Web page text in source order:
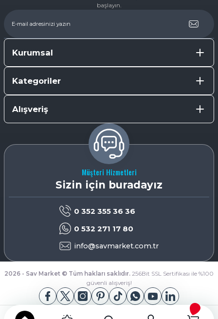
başlayın.
Kurumsal
Kategoriler
Alışveriş
Müşteri Hizmetleri
Sizin için buradayız
0 352 355 36 36
0 532 271 17 80
info@savmarket.com.tr
2026 - Sav Market © Tüm hakları saklıdır. 256Bit SSL Sertifikası ile %100
güvenli alışveriş!
Google Play